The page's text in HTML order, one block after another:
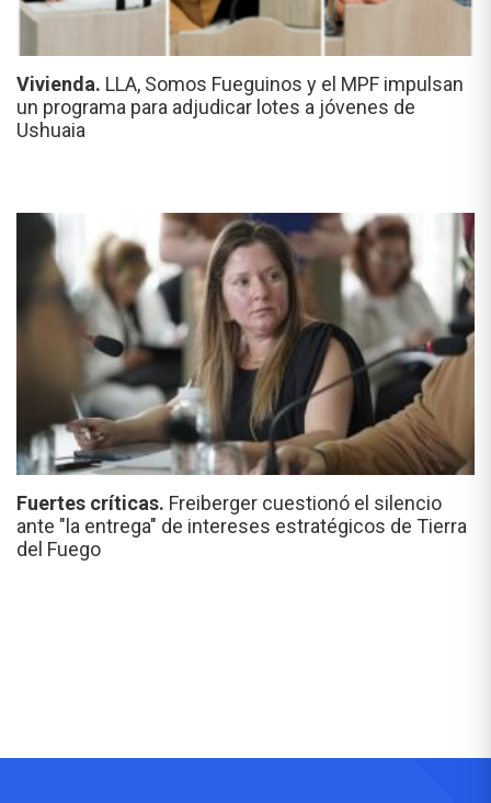
Vivienda. LLA, Somos Fueguinos y el MPF impulsan
un programa para adjudicar lotes a jóvenes de
Ushuaia
Fuertes críticas. Freiberger cuestionó el silencio
ante "la entrega" de intereses estratégicos de Tierra
del Fuego